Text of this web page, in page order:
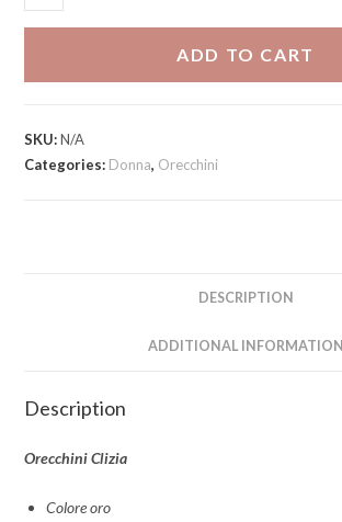
Clizia
ADD TO CART
SKU:N/A
Categories: Donna, Orecchini
DESCRIPTION
ADDITIONAL INFORMATION
Description
Orecchini Clizia
Colore oro